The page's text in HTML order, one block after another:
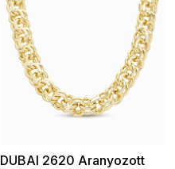
DUBAI 2620 Aranyozott